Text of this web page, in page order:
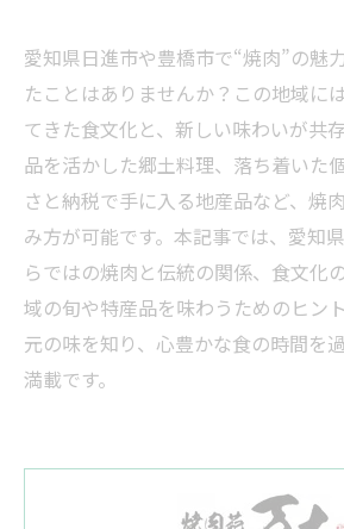
愛知県日進市や豊橋市で“焼肉”の魅
たことはありませんか？この地域に
てきた食文化と、新しい味わいが共
品を活かした郷土料理、落ち着いた
さと納税で手に入る地産品など、焼
み方が可能です。本記事では、愛知
らではの焼肉と伝統の関係、食文化
域の旬や特産品を味わうためのヒン
元の味を知り、心豊かな食の時間を
満載です。